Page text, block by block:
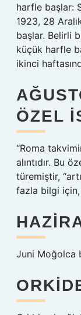
harfle başlar:
1923, 28
başlar. Belirli
küçük harfle
ikinci
ÖZEL
“Roma
alıntıdır. Bu
türemiştir,
fazla bilgi için,
Juni Moğolca